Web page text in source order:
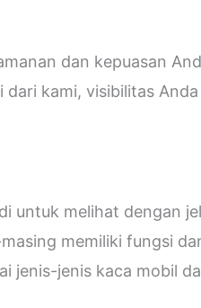
dan kepuasan
kami, visibilitas Anda
untuk melihat dengan
memiliki fungsi
jenis-jenis kaca mobil